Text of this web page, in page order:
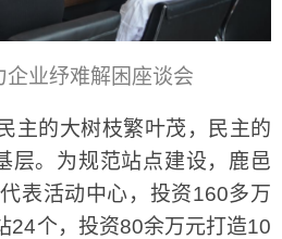
企业纾难解困座谈会
的大树枝繁叶茂，民主的
层。为规范站点建设，鹿邑
表活动中心，投资160多万
24个，投资80余万元打造10